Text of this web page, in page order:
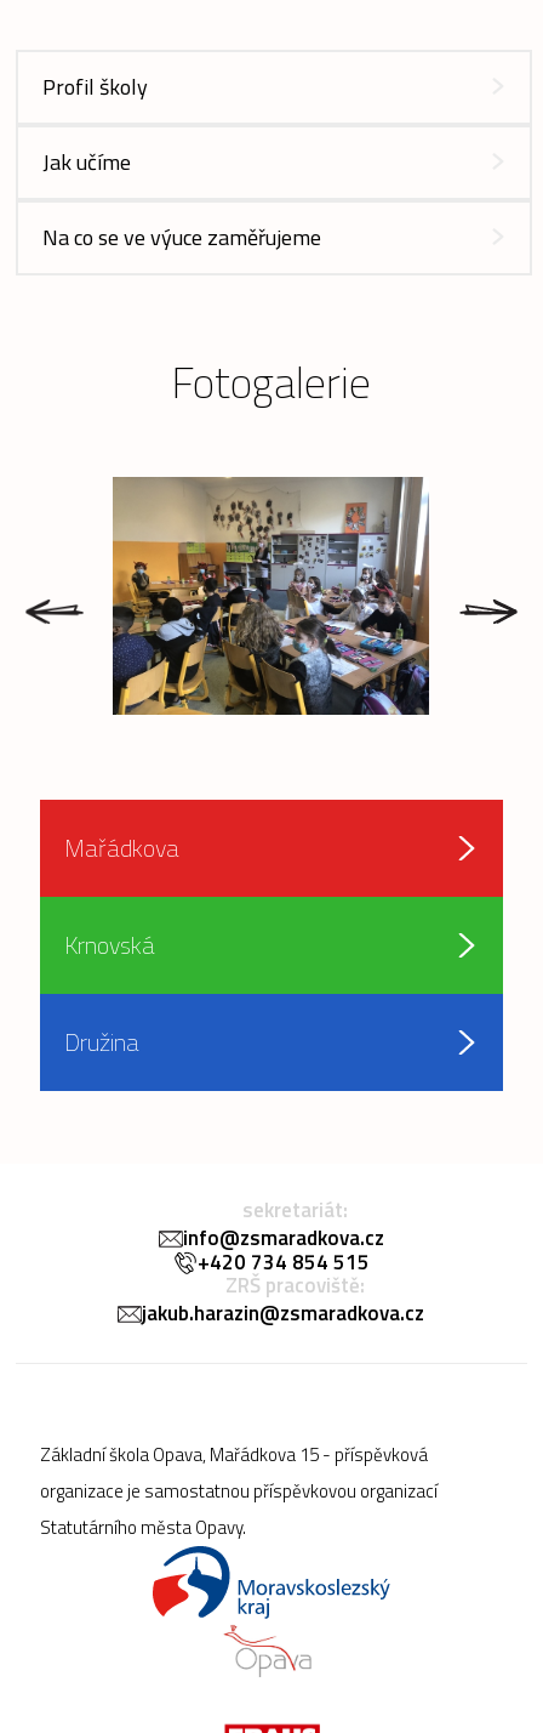
Profil školy
Jak učíme
Na co se ve výuce zaměřujeme
Fotogalerie
Mařádkova
Krnovská
Družina
sekretariát:
info@zsmaradkova.cz
+420 734 854 515
ZRŠ pracoviště:
jakub.harazin@zsmaradkova.cz
Základní škola Opava, Mařádkova 15 - příspěvková
organizace je samostatnou příspěvkovou organizací
Statutárního města Opavy.